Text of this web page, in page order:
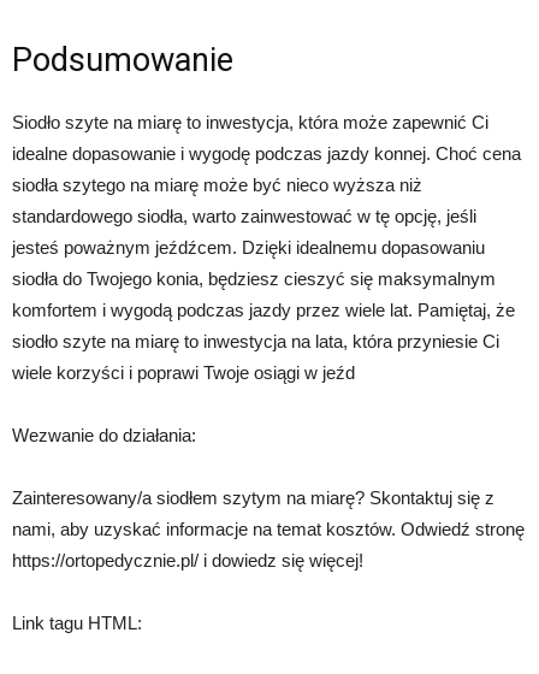
Podsumowanie
Siodło szyte na miarę to inwestycja, która może zapewnić Ci
idealne dopasowanie i wygodę podczas jazdy konnej. Choć cena
siodła szytego na miarę może być nieco wyższa niż
standardowego siodła, warto zainwestować w tę opcję, jeśli
jesteś poważnym jeźdźcem. Dzięki idealnemu dopasowaniu
siodła do Twojego konia, będziesz cieszyć się maksymalnym
komfortem i wygodą podczas jazdy przez wiele lat. Pamiętaj, że
siodło szyte na miarę to inwestycja na lata, która przyniesie Ci
wiele korzyści i poprawi Twoje osiągi w jeźd
Wezwanie do działania:
Zainteresowany/a siodłem szytym na miarę? Skontaktuj się z
nami, aby uzyskać informacje na temat kosztów. Odwiedź stronę
https://ortopedycznie.pl/ i dowiedz się więcej!
Link tagu HTML: